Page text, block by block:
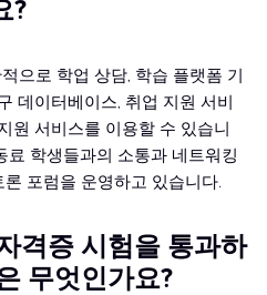
?
으로 학업 상담, 학습 플랫폼 기
데이터베이스, 취업 지원 서비
원 서비스를 이용할 수 있습니
료 학생들과의 소통과 네트워킹
포럼을 운영하고 있습니다.
격증 시험을 통과하
무엇인가요?